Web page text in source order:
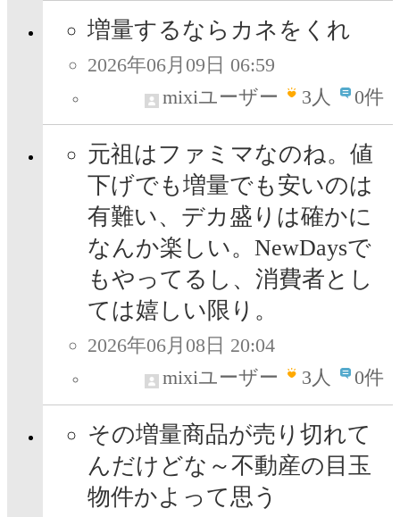
増量するならカネをくれ
2026年06月09日 06:59
mixiユーザー
3人 0件
元祖はファミマなのね。値
下げでも増量でも安いのは
有難い、デカ盛りは確かに
なんか楽しい。NewDaysで
もやってるし、消費者とし
ては嬉しい限り。
2026年06月08日 20:04
mixiユーザー
3人 0件
その増量商品が売り切れて
んだけどな～不動産の目玉
物件かよって思う